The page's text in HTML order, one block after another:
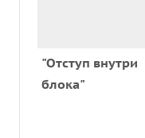
"Отступ внутри
блока"